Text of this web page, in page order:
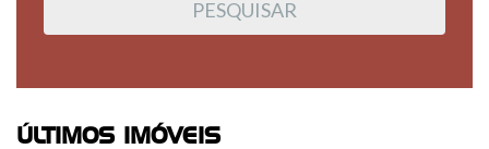
ÚLTIMOS IMÓVEIS